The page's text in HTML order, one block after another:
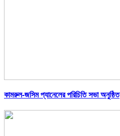
কামরুল-জসিম প্যানেলের পরিচিতি সভা অনুষ্ঠিত